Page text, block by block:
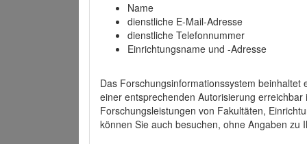
Name
dienstliche E-Mail-Adresse
dienstliche Telefonnummer
Einrichtungsname und -Adresse
Das Forschungsinformationssystem beinhaltet
einer entsprechenden Autorisierung
Forschungsleistungen von Fakultäten,
können Sie auch besuchen, ohne Angaben zu